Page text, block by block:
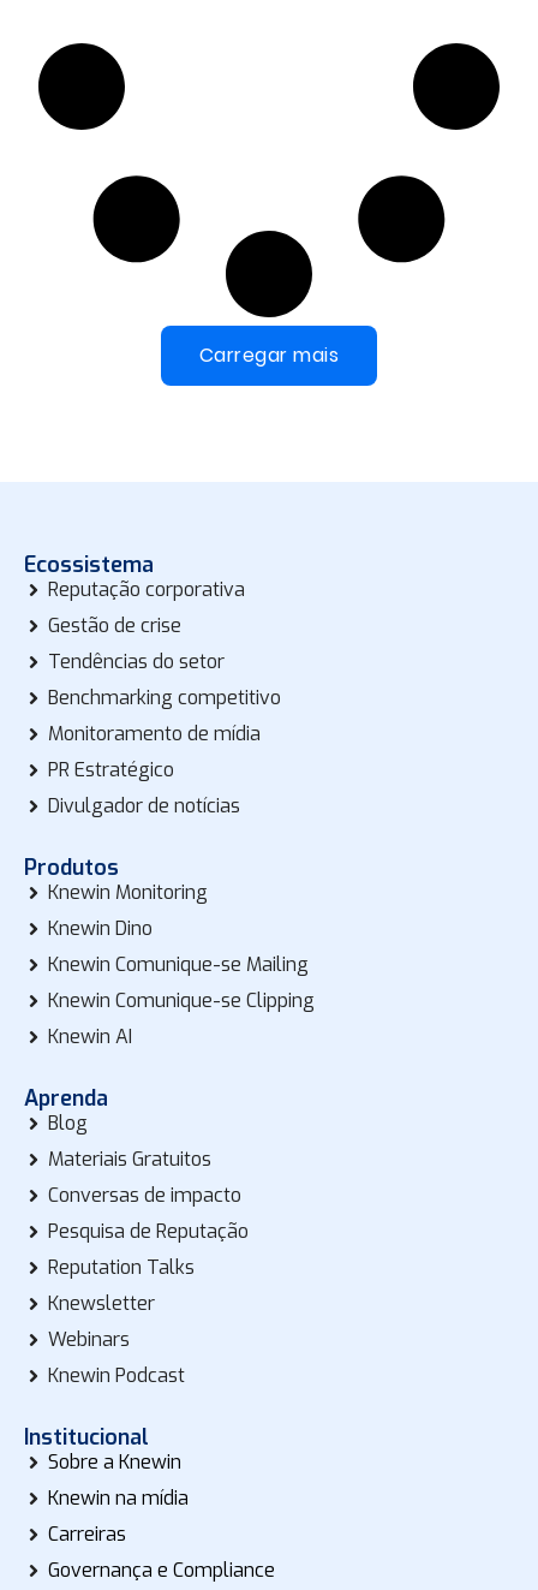
Carregar mais
Ecossistema
Reputação corporativa
Gestão de crise
Tendências do setor
Benchmarking competitivo
Monitoramento de mídia
PR Estratégico
Divulgador de notícias
Produtos
Knewin Monitoring
Knewin Dino
Knewin Comunique-se Mailing
Knewin Comunique-se Clipping
Knewin AI
Aprenda
Blog
Materiais Gratuitos
Conversas de impacto
Pesquisa de Reputação
Reputation Talks
Knewsletter
Webinars
Knewin Podcast
Institucional
Sobre a Knewin
Knewin na mídia
Carreiras
Governança e Compliance